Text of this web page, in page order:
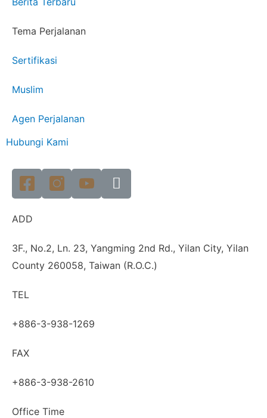
Tema Perjalanan
Sertifikasi
Muslim
Agen Perjalanan
Hubungi Kami
ADD
3F., No.2, Ln. 23, Yangming 2nd Rd., Yilan City, Yilan
County 260058, Taiwan (R.O.C.)
TEL
+886-3-938-1269
FAX
+886-3-938-2610
Office Time